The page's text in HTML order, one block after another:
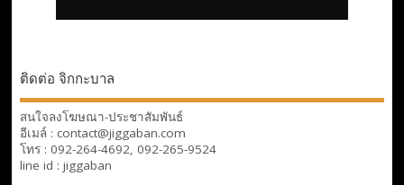
ติดต่อ จิกกะบาล
สนใจลงโฆษณา-ประชาสัมพันธ์
อีเมล์ : contact@jiggaban.com
โทร : 092-264-4692, 092-265-9524
line id : jiggaban